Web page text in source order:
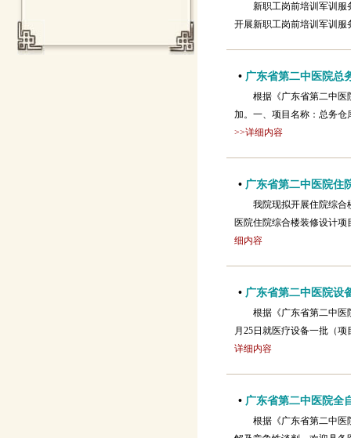
新职工岗前培训军训
开展新职工岗前培训军训
• 广东省第二中医院总
根据《广东省第二中
加。一、项目名称：总务
>>详细内容
• 广东省第二中医院住
我院现拟开展住院综
医院住院综合楼装修设计
细内容
• 广东省第二中医院设
根据《广东省第二中医
月25日就医疗设备一批（
详细内容
• 广东省第二中医院全
根据《广东省第二中